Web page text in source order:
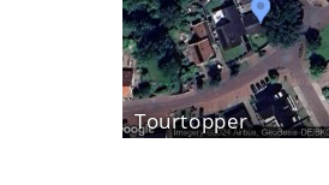
Tourtopper